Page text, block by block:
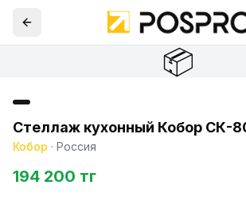
📦
Стеллаж кухонный Кобор СК-
Кобор · Россия
194 200 тг